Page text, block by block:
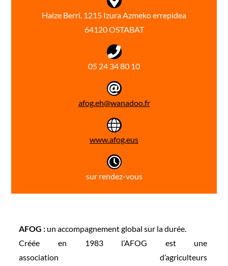
Haize Berri, 1215 Izura Azmeko errepidea
64120 OSTABAT
05 24 34 80 10
afog.eh@wanadoo.fr
www.afog.eus
sur rendez-vous
AFOG : un accompagnementglobal sur la durée.
Créée en 1983 l’AFOG est une
association d’agriculteurs